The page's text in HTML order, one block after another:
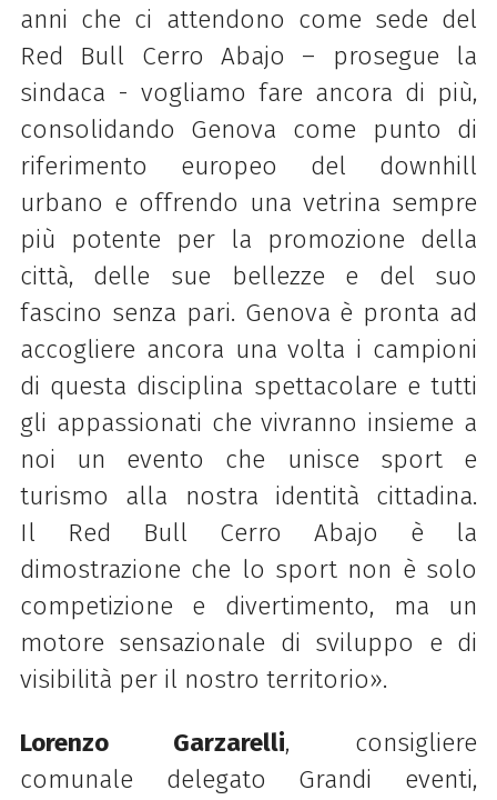
anni che ci attendono come sede del
Red Bull Cerro Abajo – prosegue la
sindaca - vogliamo fare ancora di più,
consolidando Genova come punto di
riferimento europeo del downhill
urbano e offrendo una vetrina sempre
più potente per la promozione della
città, delle sue bellezze e del suo
fascino senza pari. Genova è pronta ad
accogliere ancora una volta i campioni
di questa disciplina spettacolare e tutti
gli appassionati che vivranno insieme a
noi un evento che unisce sport e
turismo alla nostra identità cittadina.
Il Red Bull Cerro Abajo è la
dimostrazione che lo sport non è solo
competizione e divertimento, ma un
motore sensazionale di sviluppo e di
visibilità per il nostro territorio».
Lorenzo Garzarelli, consigliere
comunale delegato Grandi eventi,